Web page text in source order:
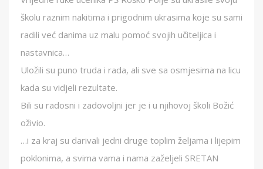
školu raznim nakitima i prigodnim ukrasima koje su sami
radili već danima uz malu pomoć svojih učiteljica i
nastavnica…
Uložili su puno truda i rada, ali sve sa osmjesima na licu
kada su vidjeli rezultate.
Bili su radosni i zadovoljni jer je i u njihovoj školi Božić
oživio.
…i za kraj su darivali jedni druge toplim željama i lijepim
poklonima, a svima vama i nama zaželjeli SRETAN